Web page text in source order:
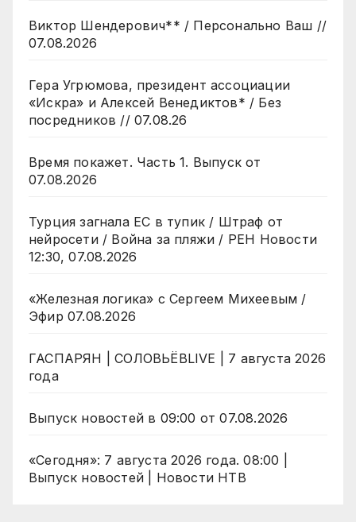
Виктор Шендерович** / Персонально Ваш //
07.08.2026
Гера Угрюмова, президент ассоциации
«Искра» и Алексей Венедиктов* / Без
посредников // 07.08.26
Время покажет. Часть 1. Выпуск от
07.08.2026
Турция загнала ЕС в тупик / Штраф от
нейросети / Война за пляжи / РЕН Новости
12:30, 07.08.2026
«Железная логика» с Сергеем Михеевым /
Эфир 07.08.2026
ГАСПАРЯН | СОЛОВЬЁВLIVE | 7 августа 2026
года
Выпуск новостей в 09:00 от 07.08.2026
«Сегодня»: 7 августа 2026 года. 08:00 |
Выпуск новостей | Новости НТВ